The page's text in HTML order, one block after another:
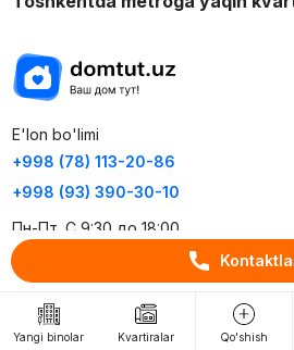
Yangi binolar Kvartiralar Qo'shish
E'lon bo'limi
+998 (78) 113-20-86
+998 (93) 390-30-10
Пн-Пт. С 9:30 до 18:00
RU UZ
Kontaktlar